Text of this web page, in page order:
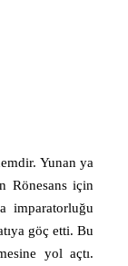
Yunan ya
Rönesans için
imparatorluğu
göç etti. Bu
yol açtı.